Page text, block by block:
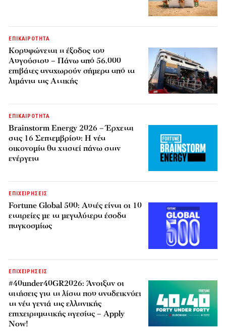
ΕΠΙΚΑΙΡΟΤΗΤΑ
Κορυφώνεται η έξοδος του
Αυγούστου – Πάνω από 56.000
επιβάτες αναχωρούν σήμερα από τα
λιμάνια της Αττικής
ΕΠΙΚΑΙΡΟΤΗΤΑ
Brainstorm Energy 2026 – Έρχεται
στις 16 Σεπτεμβρίου: Η νέα
οικονομία θα χτιστεί πάνω στην
ενέργεια
ΕΠΙΧΕΙΡΗΣΕΙΣ
Fortune Global 500: Αυτές είναι οι 10
εταιρείες με τα μεγαλύτερα έσοδα
παγκοσμίως
ΕΠΙΧΕΙΡΗΣΕΙΣ
#40under40GR2026: Άνοιξαν οι
αιτήσεις για τη λίστα που αναδεικνύει
τη νέα γενιά της ελληνικής
επιχειρηματικής ηγεσίας – Apply
Now!